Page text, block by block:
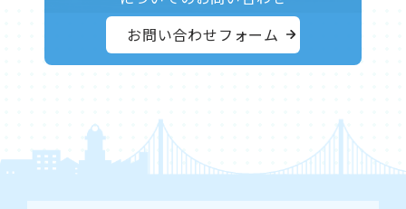
お守りする統合セキュリティソフトです。
お使いのパソコンやスマートフォンにマカフィー for ZAQ
をインストールしていただくことにより、ウイルスやスパ
イウェアのスキャン・駆除だけでなく、不正アクセスや個
ター（0120-98-8639）へお問い合わせください。（外部リ
ンクとなります）
※インストールには環境設定通知書のご
用意が必要です
お問い合わせフォーム